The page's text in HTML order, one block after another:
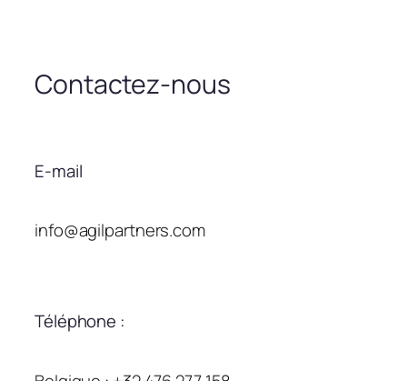
Contactez-nous
E-mail
info@agilpartners.com
Téléphone :